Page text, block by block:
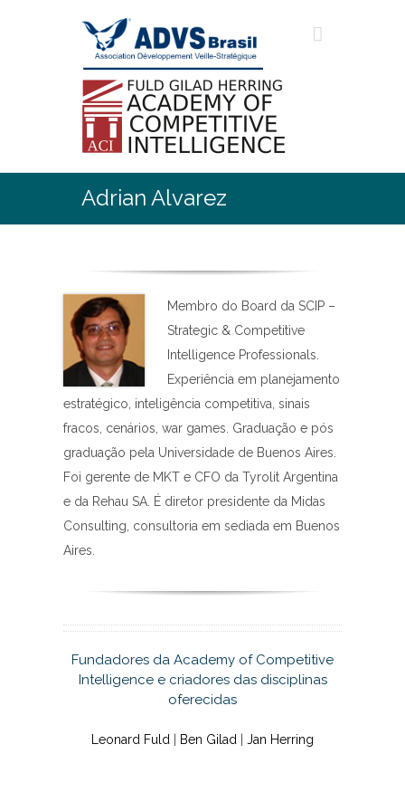
Adrian Alvarez
Membro do Board da SCIP –
Strategic & Competitive
Intelligence Professionals.
Experiência em planejamento
estratégico, inteligência competitiva, sinais
fracos, cenários, war games. Graduação e pós
graduação pela Universidade de Buenos Aires.
Foi gerente de MKT e CFO da Tyrolit Argentina
e da Rehau SA. É diretor presidente da Midas
Consulting, consultoria em sediada em Buenos
Aires.
Fundadores da Academy of Competitive
Intelligence e criadores das disciplinas
oferecidas
Leonard Fuld Ben Gilad Jan Herring